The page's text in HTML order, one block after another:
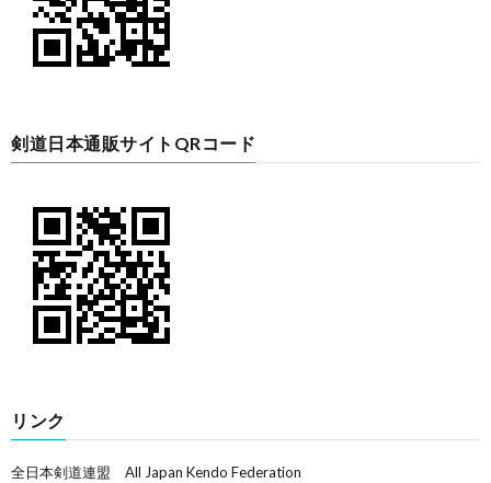
剣道日本通販サイトQRコード
リンク
全日本剣道連盟 All Japan Kendo Federation